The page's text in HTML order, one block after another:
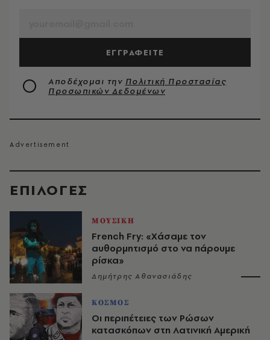
EΠΙΛΟΓΈΣ
ΜΟΥΣΙΚΗ
French Fry: «Χάσαμε τον
αυθορμητισμό στο να πάρουμε
ρίσκα»
Δημήτρης Αθανασιάδης
ΚΟΣΜΟΣ
Οι περιπέτειες των Ρώσων
κατασκόπων στη Λατινική Αμερική
ΕΓΓΡΑΦΕΙΤΕ
Αποδέχομαι την Πολιτική Προστασίας
Προσωπικών Δεδομένων